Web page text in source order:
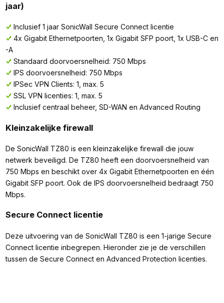
jaar)
Inclusief 1 jaar SonicWall Secure Connect licentie
4x Gigabit Ethernetpoorten, 1x Gigabit SFP poort, 1x USB-C en
-A
Standaard doorvoersnelheid: 750 Mbps
IPS doorvoersnelheid: 750 Mbps
IPSec VPN Clients: 1, max. 5
SSL VPN licenties: 1, max. 5
Inclusief centraal beheer, SD-WAN en Advanced Routing
Kleinzakelijke firewall
De SonicWall TZ80 is een kleinzakelijke firewall die jouw
netwerk beveiligd. De TZ80 heeft een doorvoersnelheid van
750 Mbps en beschikt over 4x Gigabit Ethernetpoorten en één
Gigabit SFP poort. Ook de IPS doorvoersnelheid bedraagt 750
Mbps.
Secure Connect licentie
Deze uitvoering van de SonicWall TZ80 is een 1-jarige Secure
Connect licentie inbegrepen. Hieronder zie je de verschillen
tussen de Secure Connect en Advanced Protection licenties.